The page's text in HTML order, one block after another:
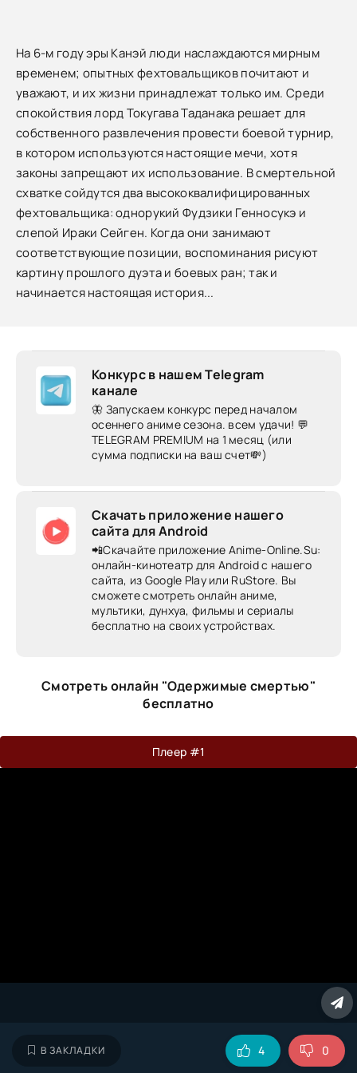
На 6-м году эры Канэй люди наслаждаются мирным
временем; опытных фехтовальщиков почитают и
уважают, и их жизни принадлежат только им. Среди
спокойствия лорд Токугава Таданака решает для
собственного развлечения провести боевой турнир,
в котором используются настоящие мечи, хотя
законы запрещают их использование. В смертельной
схватке сойдутся два высококвалифицированных
фехтовальщика: однорукий Фудзики Генносукэ и
слепой Ираки Сейген. Когда они занимают
соответствующие позиции, воспоминания рисуют
картину прошлого дуэта и боевых ран; так и
начинается настоящая история...
Конкурс в нашем Telegram
канале
🦋 Запускаем конкурс перед началом
осеннего аниме сезона. всем удачи! 💬
TELEGRAM PREMIUM на 1 месяц (или
сумма подписки на ваш счет💸)
Скачать приложение нашего
сайта для Android
📲Скачайте приложение Anime-Online.Su:
онлайн-кинотеатр для Android c нашего
сайта, из Google Play или RuStore. Вы
сможете смотреть онлайн аниме,
мультики, дунхуа, фильмы и сериалы
бесплатно на своих устройствах.
Смотреть онлайн "Одержимые смертью"
бесплатно
Плеер #1
В ЗАКЛАДКИ 4 0